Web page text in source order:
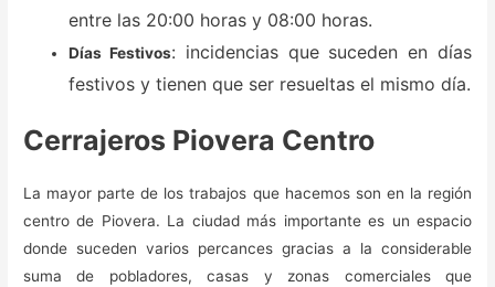
entre las 20:00 horas y 08:00 horas.
Días Festivos: incidencias que suceden en días
festivos y tienen que ser resueltas el mismo día.
Cerrajeros Piovera Centro
La mayor parte de los trabajos que hacemos son en la región
centro de Piovera. La ciudad más importante es un espacio
donde suceden varios percances gracias a la considerable
suma de pobladores, casas y zonas comerciales que